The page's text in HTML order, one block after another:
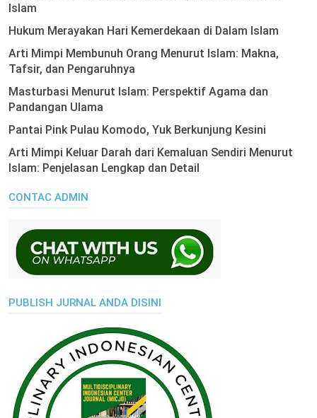
Islam
Hukum Merayakan Hari Kemerdekaan di Dalam Islam
Arti Mimpi Membunuh Orang Menurut Islam: Makna,
Tafsir, dan Pengaruhnya
Masturbasi Menurut Islam: Perspektif Agama dan
Pandangan Ulama
Pantai Pink Pulau Komodo, Yuk Berkunjung Kesini
Arti Mimpi Keluar Darah dari Kemaluan Sendiri Menurut
Islam: Penjelasan Lengkap dan Detail
CONTAC ADMIN
PUBLISH JURNAL ANDA DISINI